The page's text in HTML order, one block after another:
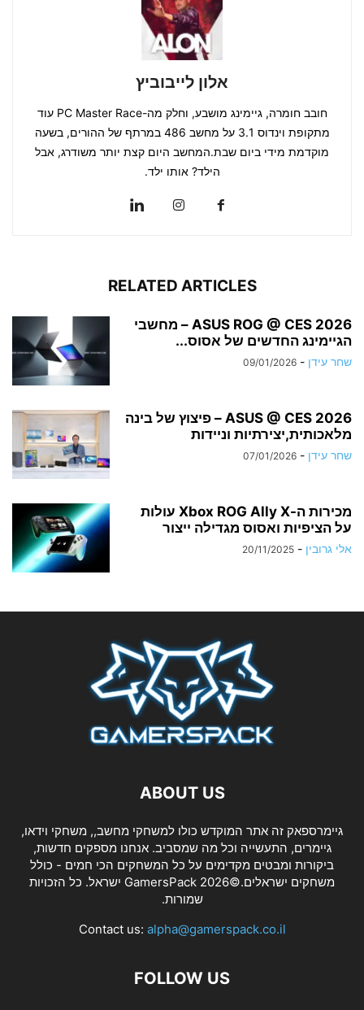
אלון לייבוביץ
חובב חומרה, גיימינג מושבע, וחלק מה-PC Master Race עוד
מתקופת וינדוס 3.1 על מחשב 486 במרתף של ההורים, בשעה
מוקדמת מידי ביום שבת.המחשב היום קצת יותר משודרג, אבל
הילד? אותו ילד.
RELATED ARTICLES
ASUS ROG @ CES 2026 – מחשבי
הגיימינג החדשים של אסוס...
שחר עידן -
09/01/2026
ASUS @ CES 2026 – פיצוץ של בינה
מלאכותית,יצירתיות וניידות
שחר עידן -
07/01/2026
מכירות ה-Xbox ROG Ally X עולות
על הציפיות ואסוס מגדילה ייצור
אלי גרובין -
20/11/2025
ABOUT US
גיימרספאק זה אתר המוקדש כולו למשחקי מחשב,, משחקי וידאו,
גיימרים, התעשייה וכל מה שמסביב. אנחנו מספקים חדשות,
ביקורות ומבטים מקדימים על כל המשחקים הכי חמים - כולל
משחקים ישראלים.©2026 GamersPack ישראל. כל הזכויות
שמורות.
Contact us: alpha@gamerspack.co.il
FOLLOW US